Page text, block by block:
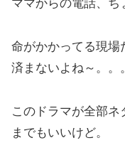
ママからの電話、ち
命がかかってる現場
済まないよね～。。。
このドラマが全部ネ
までもいいけど。